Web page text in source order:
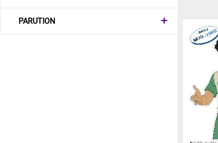
PARUTION